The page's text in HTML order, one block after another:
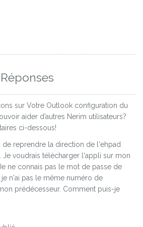
sur Votre Outlook configuration du
aider d’autres Nerim utilisateurs?
ci-dessous!
de reprendre la direction de l'ehpad
Je voudrais télécharger l'appli sur mon
ne connais pas le mot de passe de
je n'ai pas le même numéro de
prédécesseur. Comment puis-je